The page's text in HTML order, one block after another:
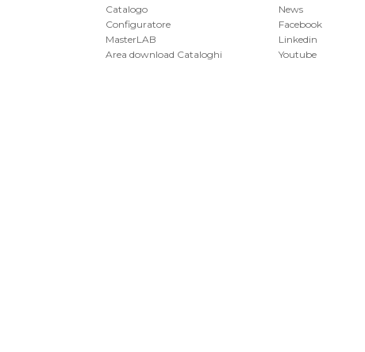
Catalogo
Configuratore
MasterLAB
Area download Cataloghi
News
Facebook
Linkedin
Youtube